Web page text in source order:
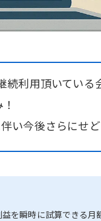
続利用頂いている
い今後さらにせ
瞬時に試算できる月